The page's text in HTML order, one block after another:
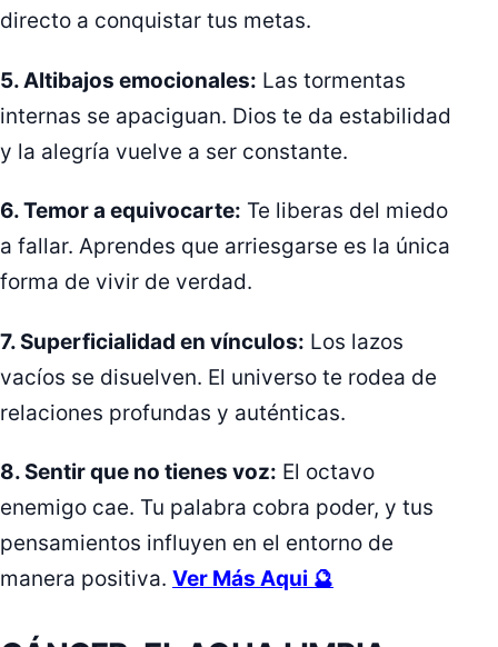
directo a conquistar tus metas.
5. Altibajos emocionales: Las tormentas
internas se apaciguan. Dios te da estabilidad
y la alegría vuelve a ser constante.
6. Temor a equivocarte: Te liberas del miedo
a fallar. Aprendes que arriesgarse es la única
forma de vivir de verdad.
7. Superficialidad en vínculos: Los lazos
vacíos se disuelven. El universo te rodea de
relaciones profundas y auténticas.
8. Sentir que no tienes voz: El octavo
enemigo cae. Tu palabra cobra poder, y tus
pensamientos influyen en el entorno de
manera positiva. Ver Más Aqui 🔮